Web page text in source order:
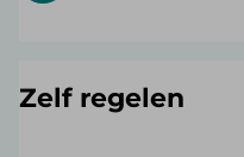
Zelf regelen